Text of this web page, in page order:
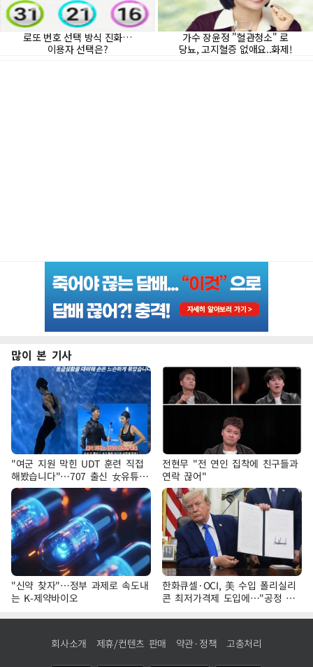
많이 본 기사
"여군 지원 막힌 UDT 훈련 직접
해봤습니다"…707 출신 女유튜버
'완벽 소화'
전현무 "전 연인 집착에 친구들과
연락 끊어"
"신약 찾자"…정부 과제로 속도내
는 K-제약바이오
한화큐셀·OCI, 美 수입 폴리실리
콘 최저가격제 도입에…"공정 경
쟁·수익성 개선 환영"
회사소개 제휴/컨텐츠 판매 약관·정책 고충처리